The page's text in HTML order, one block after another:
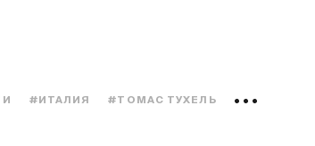
#ИТАЛИЯ #ТОМАС ТУХЕЛЬ